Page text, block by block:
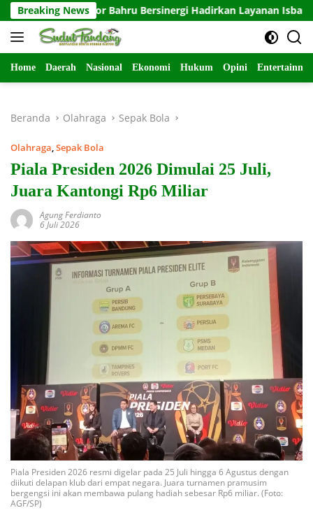
Langsung
ke
konten
Breaking News
Johor Bahru Bersinergi Hadirkan Layanan Isbat Nikah bagi
Home Daerah Nasional Ekonomi Hukum Opini
Beranda Olahraga Sepak Bola
Olahraga,Sepak Bola
Piala Presiden 2026 Dimulai 25 Juli,
Juara Kantongi Rp6 Miliar
Agung Ferdianto
6 Juli 2026
Piala Presiden 2026 resmi digelar pada 25 Juli hingga 6 Agustus dengan
diikuti delapan klub dari empat negara. Juara turnamen pramusim
bergengsi ini akan membawa pulang hadiah sebesar Rp6 miliar. (Foto:
AGF/SP)